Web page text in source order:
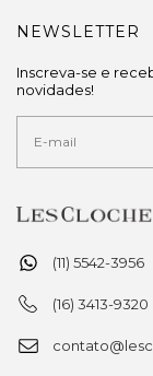
(11) 5542-3956
(16) 3413-9320
NEWSLETTER
Inscreva-se e
novidades!